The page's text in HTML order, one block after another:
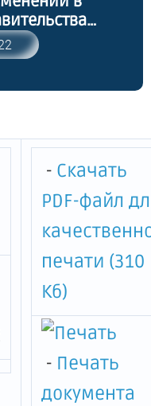
от 8 февраля
из
установлением
и
реализуемые
в рамках
области
развития
Ленинградской
- Скачать
PDF-файл
печати (310
Кб)
- Печать
документа